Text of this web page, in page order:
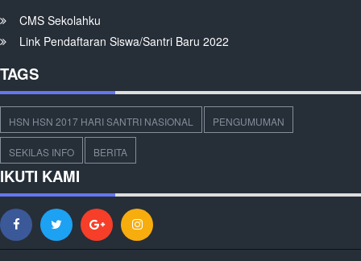
CMS Sekolahku
Link Pendaftaran Siswa/Santri Baru 2022
TAGS
HSN HSN 2017 HARI SANTRI NASIONAL PENGUMUMAN
SEKILAS INFO BERITA
IKUTI KAMI